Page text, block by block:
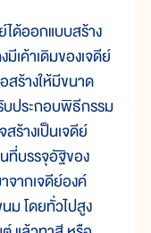
ออกแบบสร้าง
เค้าเดิมของเจดีย์
ร้างให้มีขนาด
ประกอบพิธีกรรม
ร้างเป็นเจดีย์
ที่บรรจุอัฐิของ
จากเจดีย์องค์
ม โดยทั่วไปสูง